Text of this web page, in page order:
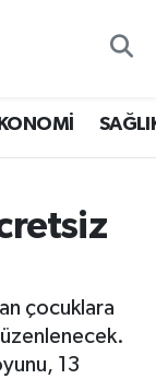
çocuklara
13